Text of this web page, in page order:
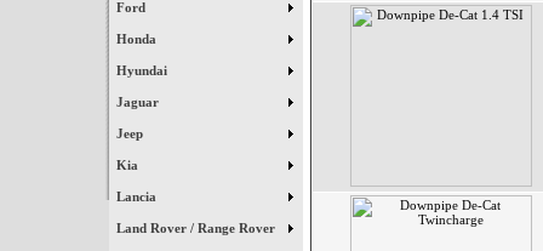
Ford
Honda
Hyundai
Jaguar
Jeep
Kia
Lancia
Land Rover / Range Rover